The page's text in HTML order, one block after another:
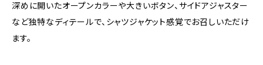
深めに開いたオープンカラーや大きいボタン、サイドアジャスター
など独特なディテールで、シャツジャケット感覚でお召しいただけ
ます。